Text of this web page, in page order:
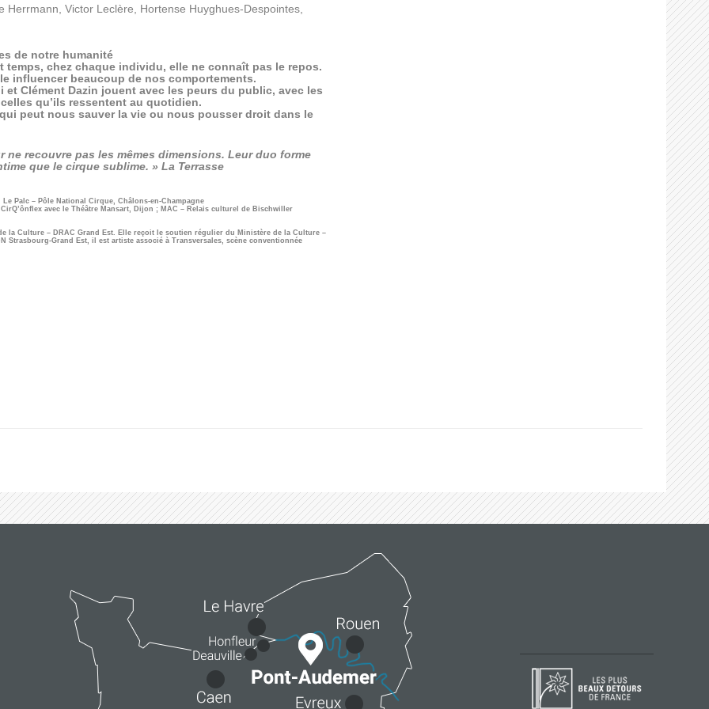
Victor Leclère, Hortense Huyghues-Despointes,
de notre humanité
chez chaque individu, elle ne connaît pas le repos.
influencer beaucoup de nos comportements.
Clément Dazin jouent avec les peurs du public, avec les
qu’ils ressentent au quotidien.
peut nous sauver la vie ou nous pousser droit dans le
recouvre pas les mêmes dimensions. Leur duo forme
que le cirque sublime. » La Terrasse
Palc – Pôle National Cirque, Châlons-en-Champagne
avec le Théâtre Mansart, Dijon ; MAC – Relais culturel de Bischwiller
la Culture – DRAC Grand Est. Elle reçoit le soutien régulier du Ministère de la Culture –
Strasbourg-Grand Est, il est artiste associé à Transversales, scène conventionnée